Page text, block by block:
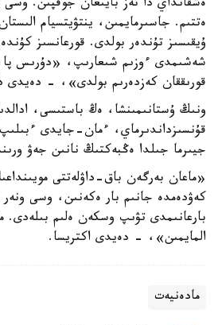
ەتتىم. جاسىرمايمىن، ينتۋيتسيام
ۇيقىسىز تۇندەر بولدى. قورعانسىز
شەشىمدى ءوزىم شىعارىپ، «دۇرىس
قورىققان كەزدەرىم بولدى»، - دەيدى
ونىڭ ۇستانىمىنشا، ەڭ باستىسى،
قۇنسىزداندىرماي، ءمان-جايدى
جيىرما جىلدا ەڭبەكتىڭ نانىن جەۋ
«ماعان بەرگەن باق-داۋلەتتى
كەۋدەمدە جانىم بار ەكەنىن، وسى ونەر
بارعانىمدى تۋىپ وسكەن ەلىم بىلەدى.
المايمىن»، - دەيدى اكتريسا.
مادەنيەت